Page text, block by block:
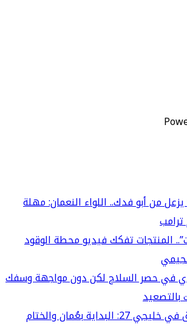
من أبو فدك.. اللواء النعمان: مهلة
المنتجات تفكك فيديو محطة الوقود
في حصر السلاح لكن دون مواجهة وسفك
جدول مباريات العراق في خليجي 27: البداية بعُمان والختام